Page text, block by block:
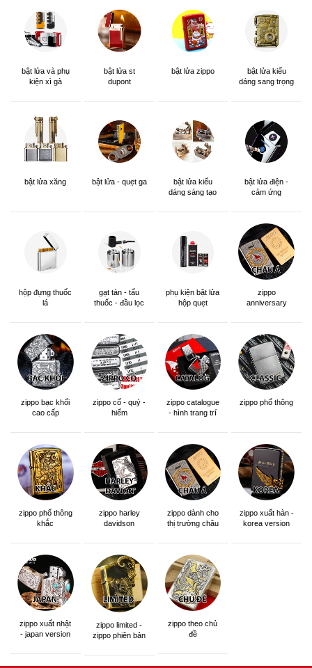
bật lửa và phụ
kiện xì gà
bật lửa st
dupont
bật lửa zippo
bật lửa kiểu
dáng sang trọng
bật lửa xăng bật lửa - quẹt ga
bật lửa kiểu
dáng sáng tạo
bật lửa điện -
cảm ứng
hộp đựng thuốc
lá
gạt tàn - tẩu
thuốc - đầu lọc
phụ kiện bật lửa
hộp quẹt
zippo
anniversary
zippo bạc khối
cao cấp
zippo cổ - quý -
hiếm
zippo catalogue
- hình trang trí
zippo phổ thông
zippo phổ thông
khắc
zippo harley
davidson
zippo dành cho
thị trường châu
zippo xuất hàn -
korea version
zippo xuất nhật
- japan version
zippo limited -
zippo phiên bản
zippo theo chủ
đề